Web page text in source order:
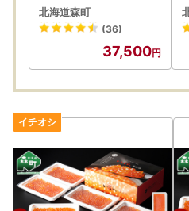
よろしくお願い申し上げます。
※転送を拒否された場合の返礼
【重要】申し込み後の内容変更
ん。また、寄附者の都合により
合、返礼品の再送は致しません
0g~550g 2尾 毛蟹 カニ
mr1-0687-1
北海道森町
(36)
37,500